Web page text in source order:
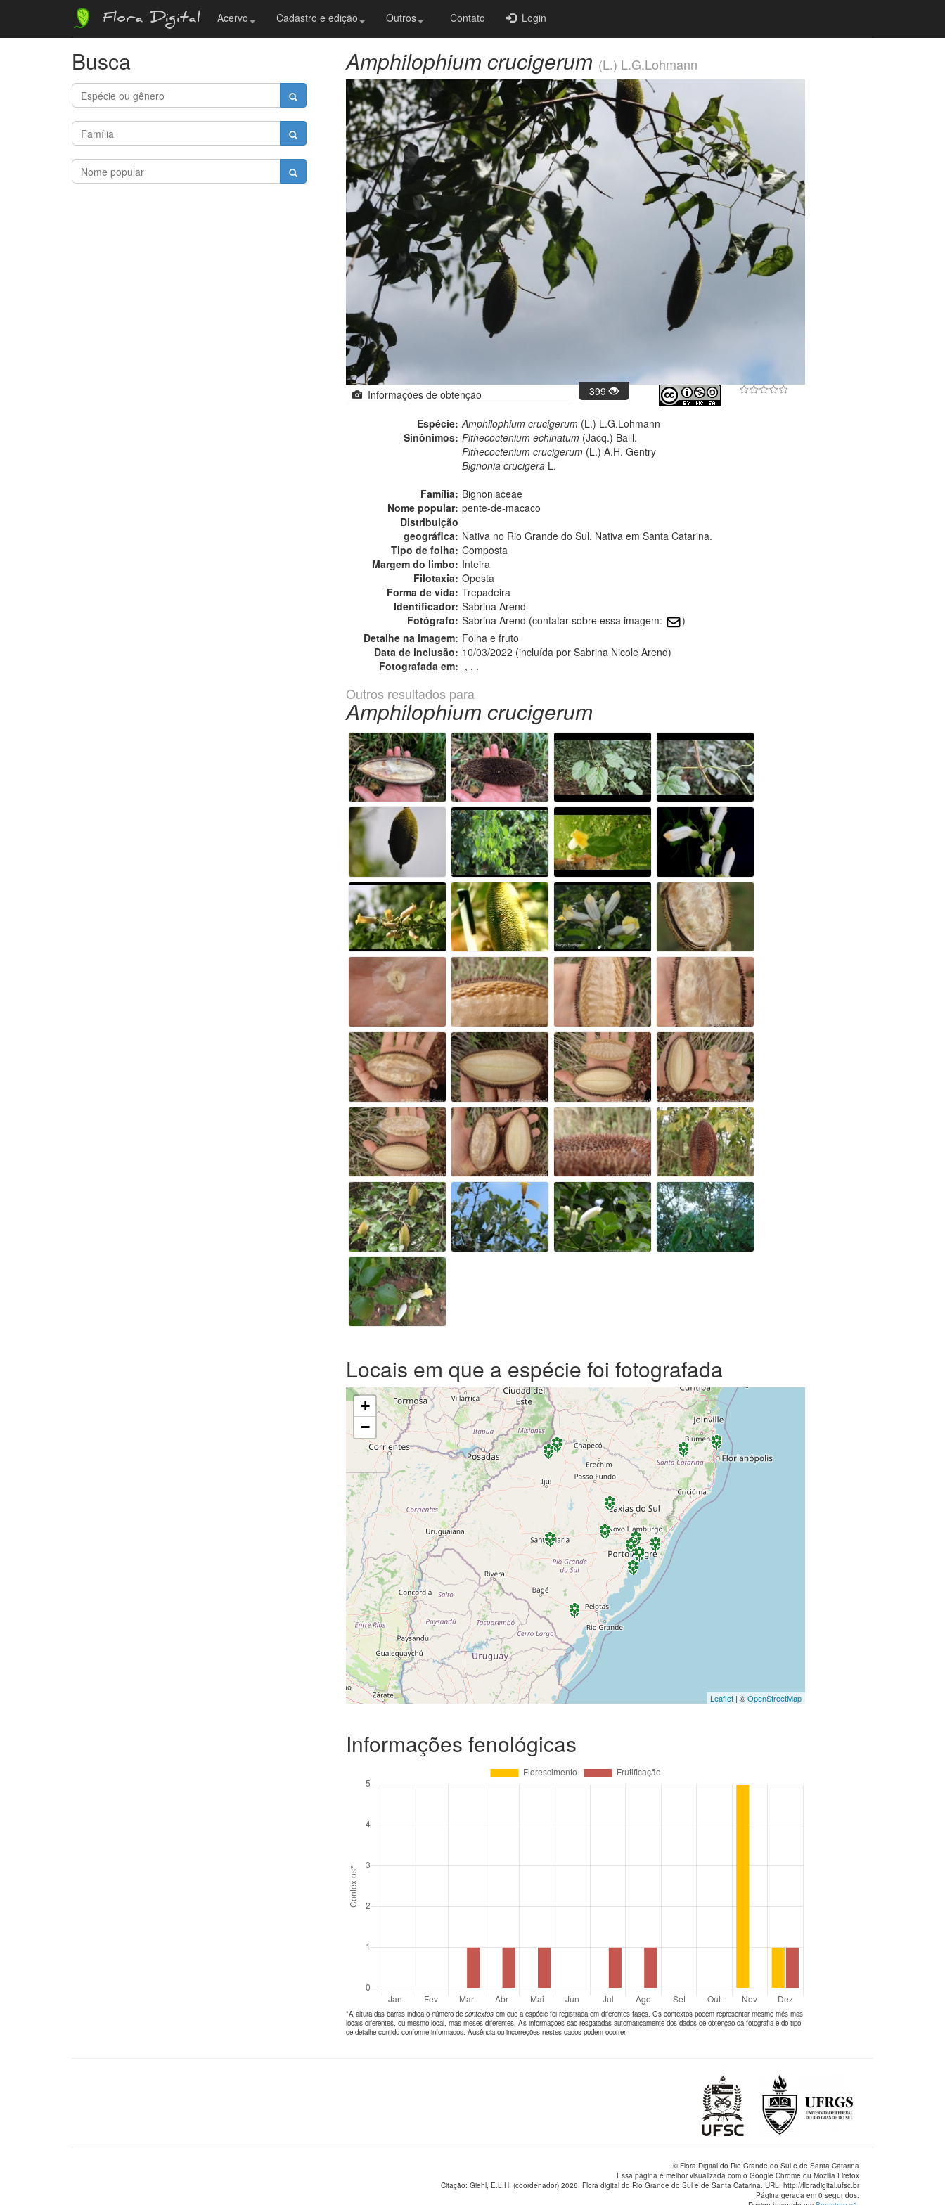
Flora Digital Acervo Cadastro e edição Outros Contato Login
Busca Amphilophium crucigerum (L.) L.G.Lohmann
Informações de obtenção 399
Espécie: Amphilophium crucigerum (L.) L.G.Lohmann
Sinônimos: Pithecoctenium echinatum (Jacq.) Baill.
Pithecoctenium crucigerum (L.) A.H. Gentry
Bignonia crucigera L.
Família: Bignoniaceae
Nome popular: pente-de-macaco
Distribuição
geográfica: Nativa no Rio Grande do Sul. Nativa em Santa Catarina.
Tipo de folha: Composta
Margem do limbo: Inteira
Filotaxia: Oposta
Forma de vida: Trepadeira
Identificador: Sabrina Arend
Fotógrafo: Sabrina Arend (contatar sobre essa imagem:
)
Detalhe na imagem: Folha e fruto
Data de inclusão: 10/03/2022 (incluída por Sabrina Nicole Arend)
Fotografada em: , , .
Outros resultados para
Amphilophium crucigerum
Locais em que a espécie foi fotografada
+
−
Leaflet| ©OpenStreetMap
Informações fenológicas
*A altura das barras indica o número de contextos em que a espécie foi registrada em diferentes fases. Os contextos podem representar mesmo mês mas
locais diferentes, ou mesmo local, mas meses diferentes. As informações são resgatadas automaticamente dos dados de obtenção da fotografia e do tipo
de detalhe contido conforme informados. Ausência ou incorreções nestes dados podem ocorrer.
© Flora Digital do Rio Grande do Sul e de Santa Catarina
Essa página é melhor visualizada com o Google Chrome ou Mozilla Firefox
Citação: Giehl, E.L.H. (coordenador) 2026. Flora digital do Rio Grande do Sul e de Santa Catarina. URL: http://floradigital.ufsc.br
Página gerada em 0 segundos.